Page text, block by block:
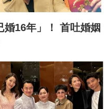
婚16年」！ 首吐婚姻